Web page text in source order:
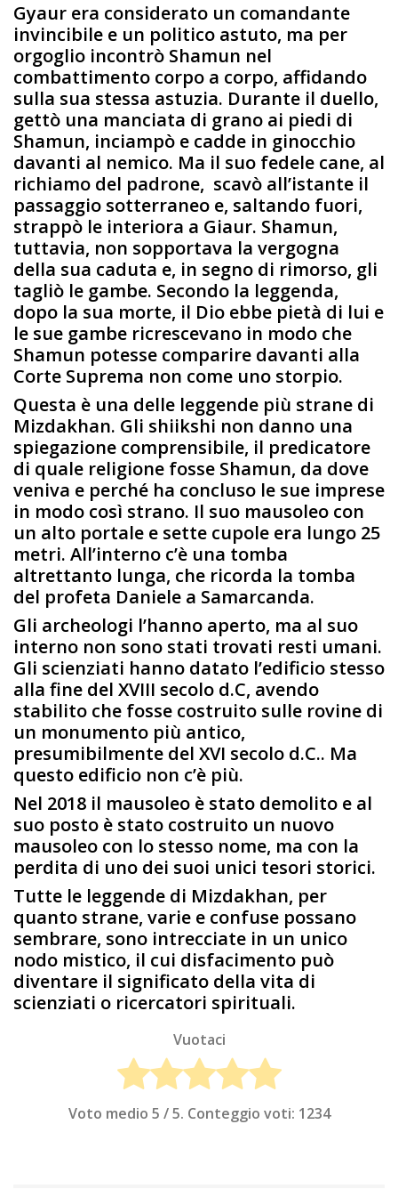
Gyaur era considerato un comandante
invincibile e un politico astuto, ma per
orgoglio incontrò Shamun nel
combattimento corpo a corpo, affidando
sulla sua stessa astuzia. Durante il duello,
gettò una manciata di grano ai piedi di
Shamun, inciampò e cadde in ginocchio
davanti al nemico. Ma il suo fedele cane, al
richiamo del padrone, scavò all’istante il
passaggio sotterraneo e, saltando fuori,
strappò le interiora a Giaur. Shamun,
tuttavia, non sopportava la vergogna
della sua caduta e, in segno di rimorso, gli
tagliò le gambe. Secondo la leggenda,
dopo la sua morte, il Dio ebbe pietà di lui e
le sue gambe ricrescevano in modo che
Shamun potesse comparire davanti alla
Corte Suprema non come uno storpio.
Questa è una delle leggende più strane di
Mizdakhan. Gli shiikshi non danno una
spiegazione comprensibile, il predicatore
di quale religione fosse Shamun, da dove
veniva e perché ha concluso le sue imprese
in modo così strano. Il suo mausoleo con
un alto portale e sette cupole era lungo 25
metri. All’interno c’è una tomba
altrettanto lunga, che ricorda la tomba
del profeta Daniele a Samarcanda.
Gli archeologi l’hanno aperto, ma al suo
interno non sono stati trovati resti umani.
Gli scienziati hanno datato l’edificio stesso
alla fine del XVIII secolo d.C, avendo
stabilito che fosse costruito sulle rovine di
un monumento più antico,
presumibilmente del XVI secolo d.C.. Ma
questo edificio non c’è più.
Nel 2018 il mausoleo è stato demolito e al
suo posto è stato costruito un nuovo
mausoleo con lo stesso nome, ma con la
perdita di uno dei suoi unici tesori storici.
Tutte le leggende di Mizdakhan, per
quanto strane, varie e confuse possano
sembrare, sono intrecciate in un unico
nodo mistico, il cui disfacimento può
diventare il significato della vita di
scienziati o ricercatori spirituali.
Vuotaci
Voto medio 5 / 5. Conteggio voti: 1234